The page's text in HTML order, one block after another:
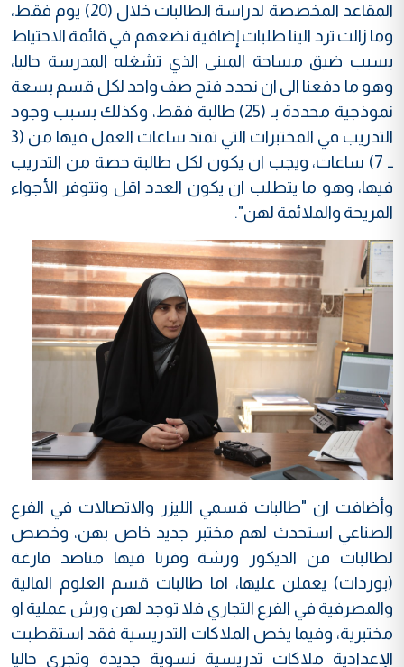
المقاعد المخصصة لدراسة الطالبات خلال (20) يوم فقط،
وما زالت ترد الينا طلبات إضافية نضعهم في قائمة الاحتياط
بسبب ضيق مساحة المبنى الذي تشغله المدرسة حاليا،
وهو ما دفعنا الى ان نحدد فتح صف واحد لكل قسم بسعة
نموذجية محددة بـ (25) طالبة فقط، وكذلك بسبب وجود
التدريب في المختبرات التي تمتد ساعات العمل فيها من (3
ــ 7) ساعات، ويجب ان يكون لكل طالبة حصة من التدريب
فيها، وهو ما يتطلب ان يكون العدد اقل وتتوفر الأجواء
المريحة والملائمة لهن".
وأضافت ان "طالبات قسمي الليزر والاتصالات في الفرع
الصناعي استحدث لهم مختبر جديد خاص بهن، وخصص
لطالبات فن الديكور ورشة وفرنا فيها مناضد فارغة
(بوردات) يعملن عليها، اما طالبات قسم العلوم المالية
والمصرفية في الفرع التجاري فلا توجد لهن ورش عملية او
مختبرية، وفيما يخص الملاكات التدريسية فقد استقطبت
الإعدادية ملاكات تدريسية نسوية جديدة وتجري حاليا